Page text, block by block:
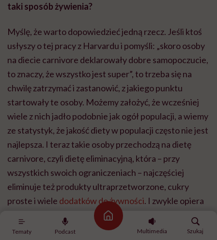
Tematy Podcast
Strona główna
Multimedia
Szukaj
taki sposób żywienia?
Myślę, że warto dopowiedzieć jedną rzecz. Jeśli ktoś
usłyszy o tej pracy z Harvardu i pomyśli: „skoro osoby
na diecie carnivore deklarowały dobre samopoczucie,
to znaczy, że wszystko jest super”, to trzeba się na
chwilę zatrzymać i zastanowić, z jakiego punktu
startowały te osoby. Możemy założyć, że wcześniej
wiele z nich jadło podobnie jak ogół populacji, a wiemy
ze statystyk, że jakość diety w populacji często nie jest
najlepsza. I teraz takie osoby przechodzą na dietę
carnivore, czyli dietę eliminacyjną, która – przy
wszystkich swoich ograniczeniach – najczęściej
eliminuje też produkty ultraprzetworzone, cukry
proste i wiele dodatków do żywności. I zwykle opiera
się na nieprzetworzonym mięsie.
To właśnie to może
tłumaczyć, dlaczego część osób raportowała poprawę